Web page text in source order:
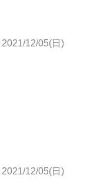
2021/12/05(日)
2021/12/05(日)